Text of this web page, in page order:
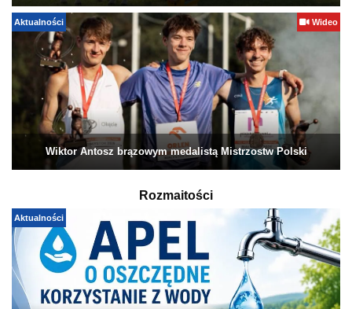
Aktualności Wideo
Wiktor Antosz brązowym medalistą Mistrzostw Polski
Rozmaitości
Aktualności